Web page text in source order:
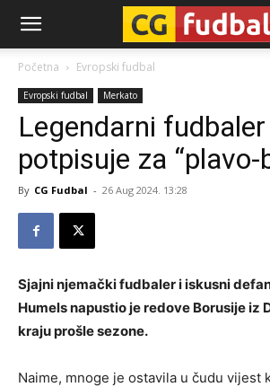
CG-
Fudbal
Početna Evropski fudbal
Evropski fudbal Merkato
Legendarni fudbaler
potpisuje za “plavo-
By CG Fudbal - 26 Aug 2024. 13:28
Sjajni njemački fudbaler i iskusni
Humels napustio je redove Borusije iz
kraju prošle sezone.
Naime, mnoge je ostavila u čudu vijest